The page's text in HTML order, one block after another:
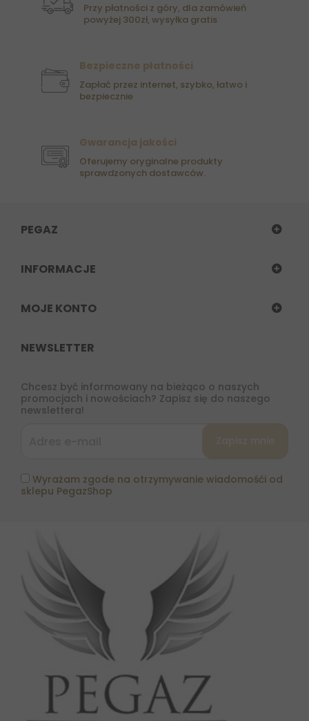
Przy płatności z góry, dla zamówień
powyżej 300zł, wysyłka gratis
Bezpieczne płatności
Zapłać przez internet, szybko, łatwo i
bezpiecznie
Gwarancja jakości
Oferujemy oryginalne produkty
sprawdzonych dostawców.
PEGAZ
INFORMACJE
MOJE KONTO
NEWSLETTER
Chcesz być informowany na bieżąco o naszych
promocjach i nowościach? Zapisz się do naszego
newslettera!
Wyrażam zgode na otrzymywanie wiadomośći od
sklepu PegazShop